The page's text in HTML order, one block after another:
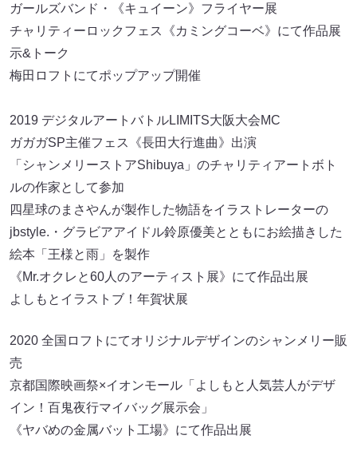
ガールズバンド・《キュイーン》フライヤー展
チャリティーロックフェス《カミングコーベ》にて作品展
示&トーク
梅田ロフトにてポップアップ開催
2019 デジタルアートバトルLIMITS大阪大会MC
ガガガSP主催フェス《長田大行進曲》出演
「シャンメリーストアShibuya」のチャリティアートボト
ルの作家として参加
四星球のまさやんが製作した物語をイラストレーターの
jbstyle.・グラビアアイドル鈴原優美とともにお絵描きした
絵本「王様と雨」を製作
《Mr.オクレと60人のアーティスト展》にて作品出展
よしもとイラストブ！年賀状展
2020 全国ロフトにてオリジナルデザインのシャンメリー販
売
京都国際映画祭×イオンモール「よしもと人気芸人がデザ
イン！百鬼夜行マイバッグ展示会」
《ヤバめの金属バット工場》にて作品出展